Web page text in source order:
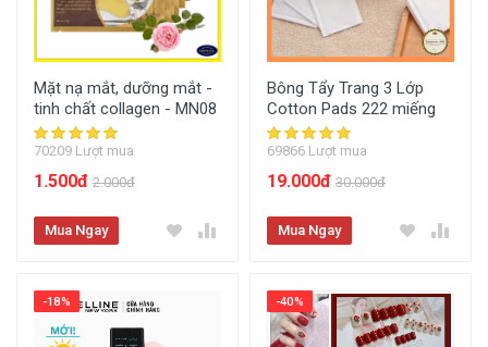
Mặt nạ mắt, dưỡng mắt -
tinh chất collagen - MN08
70209 Lượt mua
1.500đ 2.000đ
Mua Ngay
Bông Tẩy Trang 3 Lớp
Cotton Pads 222 miếng
69866 Lượt mua
19.000đ 30.000đ
Mua Ngay
-18% -40%